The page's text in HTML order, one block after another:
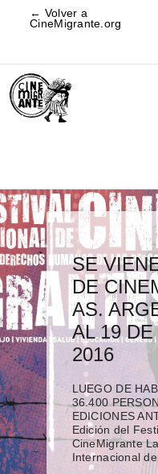
← Volver a
CineMigrante.org
DE LA 7°
SE
DE
AS.
AL 19
2016
LUEGO DE
36.400
EDICIONES
Edición del
CineMigrante
Internacional
1°
ARTES
Y
SERIO
DE LA
HA
ÉXITO
DE
+ INFO